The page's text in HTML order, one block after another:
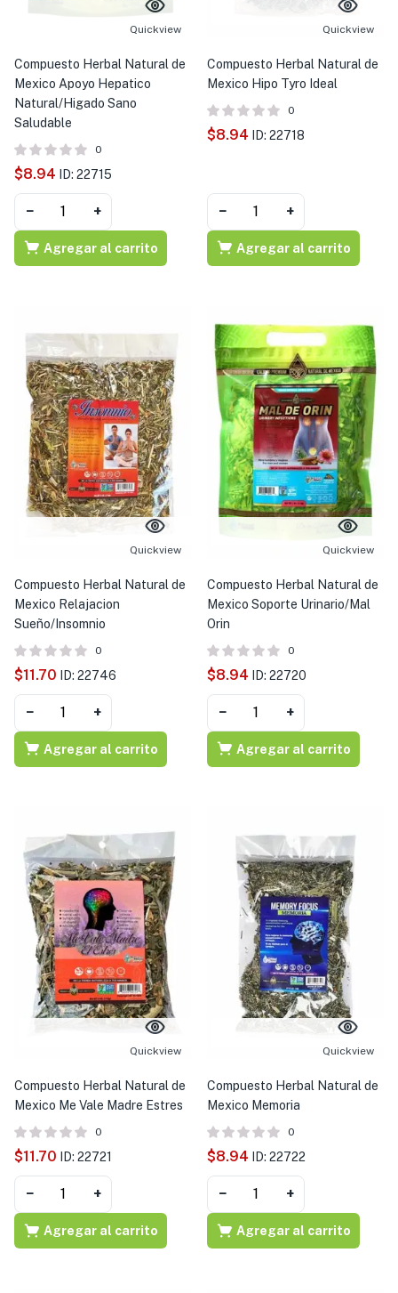
Quickview
Compuesto Herbal Natural de
Mexico Apoyo Hepatico
Natural/Higado Sano
Saludable
0
$8.94 ID: 22715
− +
Agregar al carrito
Quickview
Compuesto Herbal Natural de
Mexico Hipo Tyro Ideal
0
$8.94 ID: 22718
− +
Agregar al carrito
Quickview
Compuesto Herbal Natural de
Mexico Relajacion
Sueño/Insomnio
0
$11.70 ID: 22746
− +
Agregar al carrito
Quickview
Compuesto Herbal Natural de
Mexico Soporte Urinario/Mal
Orin
0
$8.94 ID: 22720
− +
Agregar al carrito
Quickview
Compuesto Herbal Natural de
Mexico Me Vale Madre Estres
0
$11.70 ID: 22721
− +
Agregar al carrito
Quickview
Compuesto Herbal Natural de
Mexico Memoria
0
$8.94 ID: 22722
− +
Agregar al carrito